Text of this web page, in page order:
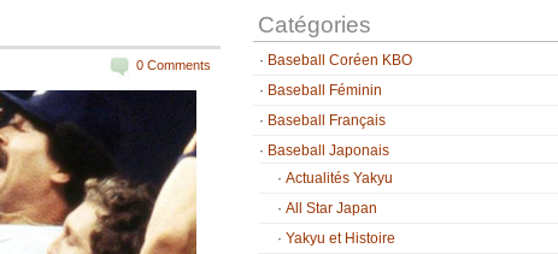
0 Comments
Catégories
Baseball Coréen KBO
Baseball Féminin
Baseball Français
Baseball Japonais
Actualités Yakyu
All Star Japan
Yakyu et Histoire